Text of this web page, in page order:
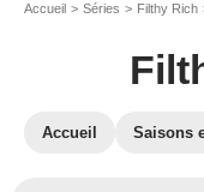
Accueil Séries Filthy Rich
Accueil Saisons